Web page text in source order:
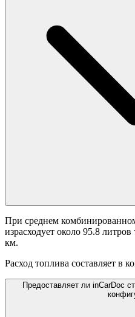
При среднем
израсходует около 95.8
км.
Расход топлива составляет в
Предоставляет ли inCarDoc